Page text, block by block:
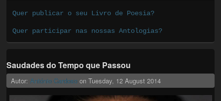
Quer publicar o seu Livro de Poesia?
Quer participar nas nossas Antologias?
Saudades do Tempo que Passou
Autor:António Cardoso onTuesday, 12 August 2014